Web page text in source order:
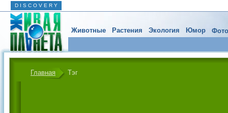
D I S C O V E R Y
Животные Растения Экология Юмор
Главная Тэг